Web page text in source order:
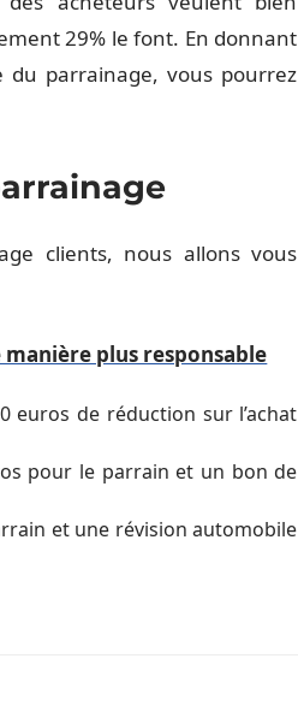
29% le font. En donnant
parrainage, vous pourrez
clients, nous allons vous
plus responsable
euros de réduction sur l’achat
pour le parrain et un bon de
et une révision automobile